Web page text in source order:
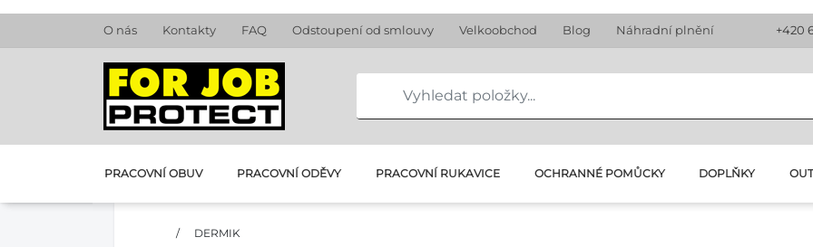
O nás Kontakty FAQ Odstoupení od smlouvy Velkoobchod Blog Náhradní plnění +420
PRACOVNÍ OBUV PRACOVNÍ ODĚVY PRACOVNÍ RUKAVICE OCHRANNÉ POMŮCKY DOPLŇKY
/ DERMIK